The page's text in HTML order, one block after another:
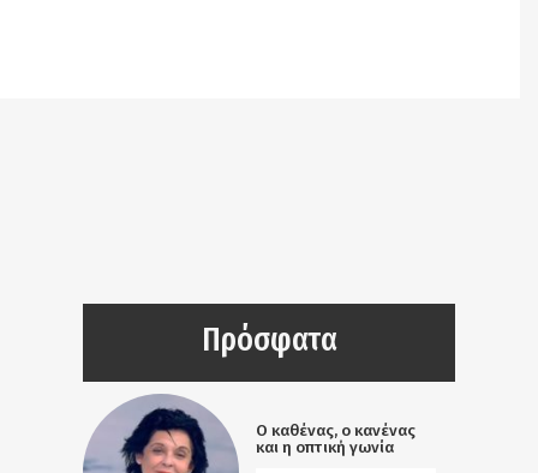
Πρόσφατα
Ο καθένας, ο κανένας
και η οπτική γωνία